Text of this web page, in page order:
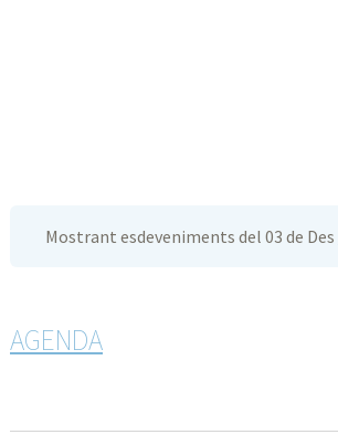
Mostrant esdeveniments del 03 de Des
AGENDA